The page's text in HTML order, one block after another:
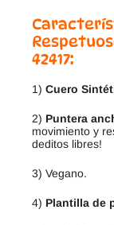
42417:
1) Cuero
2) Puntera
movimiento y
deditos libres!
3) Vegano.
4) Plantilla de